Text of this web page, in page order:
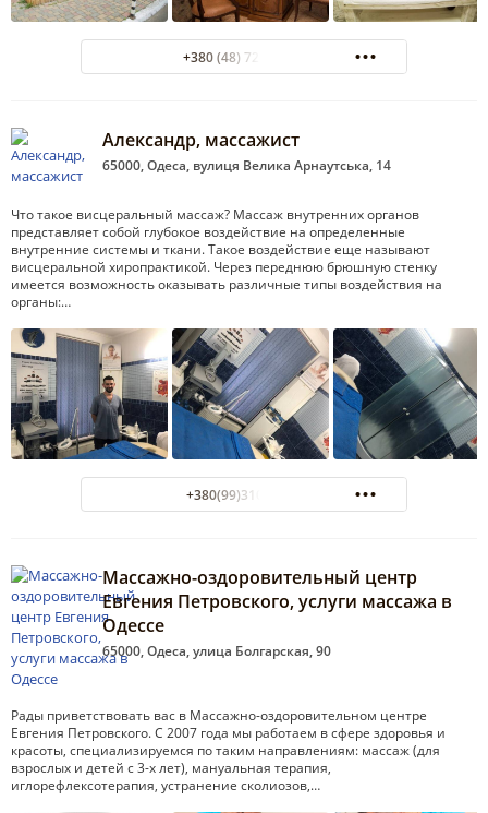
+380 (48) 725-25-14
Александр, массажист
65000, Одеса, вулиця Велика Арнаутська, 14
Что такое висцеральный массаж? Массаж внутренних органов
представляет собой глубокое воздействие на определенные
внутренние системы и ткани. Такое воздействие еще называют
висцеральной хиропрактикой. Через переднюю брюшную стенку
имеется возможность оказывать различные типы воздействия на
органы:…
+380(99)310-17-61
Массажно-оздоровительный центр
Евгения Петровского, услуги массажа в
Одессе
65000, Одеса, улица Болгарская, 90
Рады приветствовать вас в Массажно-оздоровительном центре
Евгения Петровского. С 2007 года мы работаем в сфере здоровья и
красоты, специализируемся по таким направлениям: массаж (для
взрослых и детей с 3-х лет), мануальная терапия,
иглорефлексотерапия, устранение сколиозов,…